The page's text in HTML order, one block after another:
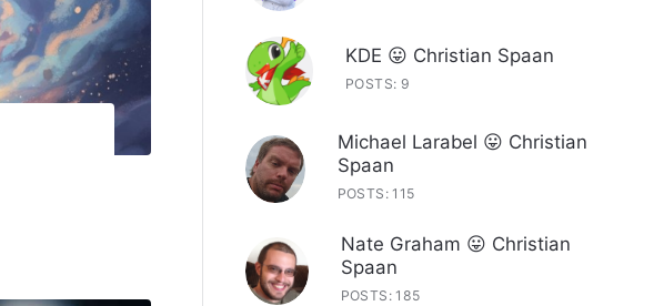
KDE 😛 Christian Spaan
POSTS: 9
Michael Larabel 😛 Christian
Spaan
POSTS: 115
Nate Graham 😛 Christian
Spaan
POSTS: 185